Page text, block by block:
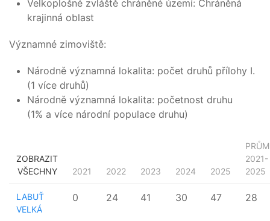
Velkoplošné zvláště chráněné území: Chráněná
krajinná oblast
Významné zimoviště:
Národně významná lokalita: počet druhů přílohy I.
(1 více druhů)
Národně významná lokalita: početnost druhu
(1% a více národní populace druhu)
ZOBRAZIT
VŠECHNY
2021 2022 2023 2024 2025
2021-
2025
LABUŤ
VELKÁ
0 24 41 30 47 28